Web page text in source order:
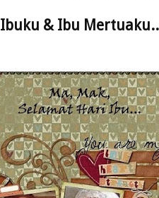
Ibuku & Ibu